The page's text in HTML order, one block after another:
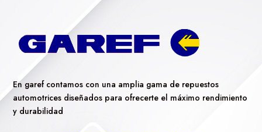
En garef contamos con una amplia gama de repuestos
automotrices diseñados para ofrecerte el máximo rendimiento
y durabilidad